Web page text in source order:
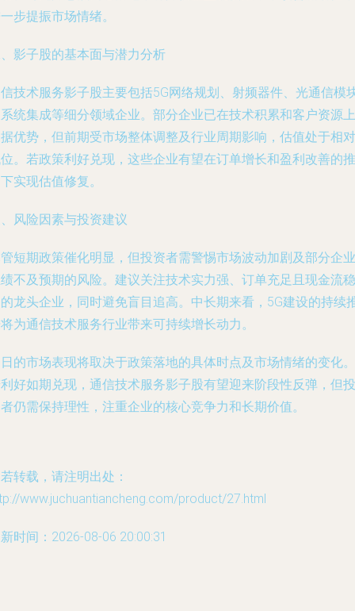
步提振市场情绪。
影子股的基本面与潜力分析
技术服务影子股主要包括5G网络规划、射频器件、光通信模
统集成等细分领域企业。部分企业已在技术积累和客户资源上
优势，但前期受市场整体调整及行业周期影响，估值处于相对
。若政策利好兑现，这些企业有望在订单增长和盈利改善的推
实现估值修复。
风险因素与投资建议
短期政策催化明显，但投资者需警惕市场波动加剧及部分企业
不及预期的风险。建议关注技术实力强、订单充足且现金流稳
龙头企业，同时避免盲目追高。中长期来看，5G建设的持续
为通信技术服务行业带来可持续增长动力。
的市场表现将取决于政策落地的具体时点及市场情绪的变化。
好如期兑现，通信技术服务影子股有望迎来阶段性反弹，但投
仍需保持理性，注重企业的核心竞争力和长期价值。
转载，请注明出处：
www.juchuantiancheng.com/product/27.html
时间：2026-08-06 20:00:31